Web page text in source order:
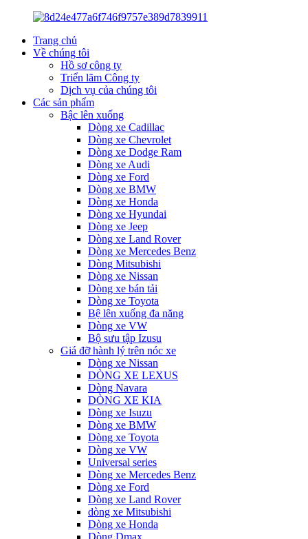
Trang chủ
Về chúng tôi
Hồ sơ công ty
Triển lãm Công ty
Dịch vụ của chúng tôi
Các sản phẩm
Bậc lên xuống
Dòng xe Cadillac
Dòng xe Chevrolet
Dòng xe Dodge Ram
Dòng xe Audi
Dòng xe Ford
Dòng xe BMW
Dòng xe Honda
Dòng xe Hyundai
Dòng xe Jeep
Dòng xe Land Rover
Dòng xe Mercedes Benz
Dòng Mitsubishi
Dòng xe Nissan
Dòng xe bán tải
Dòng xe Toyota
Bệ lên xuống đa năng
Dòng xe VW
Bộ sưu tập Izusu
Giá đỡ hành lý trên nóc xe
Dòng xe Nissan
DÒNG XE LEXUS
Dòng Navara
DÒNG XE KIA
Dòng xe Isuzu
Dòng xe BMW
Dòng xe Toyota
Dòng xe VW
Universal series
Dòng xe Mercedes Benz
Dòng xe Ford
Dòng xe Land Rover
dòng xe Mitsubishi
Dòng xe Honda
Dòng Dmax